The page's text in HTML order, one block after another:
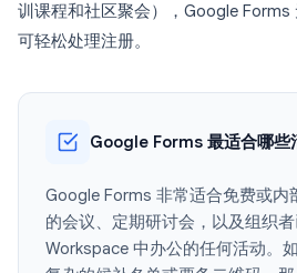
训课程和社区聚会），Google Forms
可轻松处理注册。
Google Forms 最适合哪些
Google Forms 非常适合免费或
的会议、定期研讨会，以及组织
Workspace 中办公的任何活动。